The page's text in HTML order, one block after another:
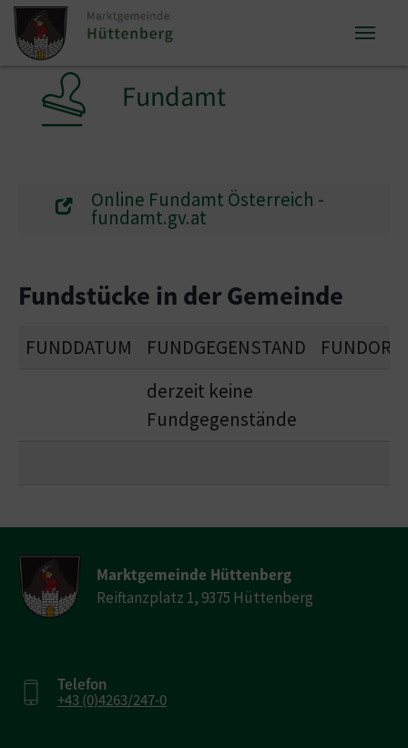
Zum Inhalt springen
Zum Seitenende springen
Sie sind hier: Fundamt
Online Fundamt Österreich -
fundamt.gv.at
Fundstücke in der Gemeinde
FUNDDATUM FUNDGEGENSTAND
FUNDORT
derzeit keine
Fundgegenstände
Marktgemeinde Hüttenberg
Reiftanzplatz 1, 9375 Hüttenberg
Telefon
+43 (0)4263/247-0